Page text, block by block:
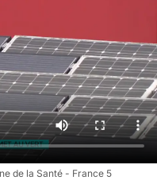
de la Santé - France 5